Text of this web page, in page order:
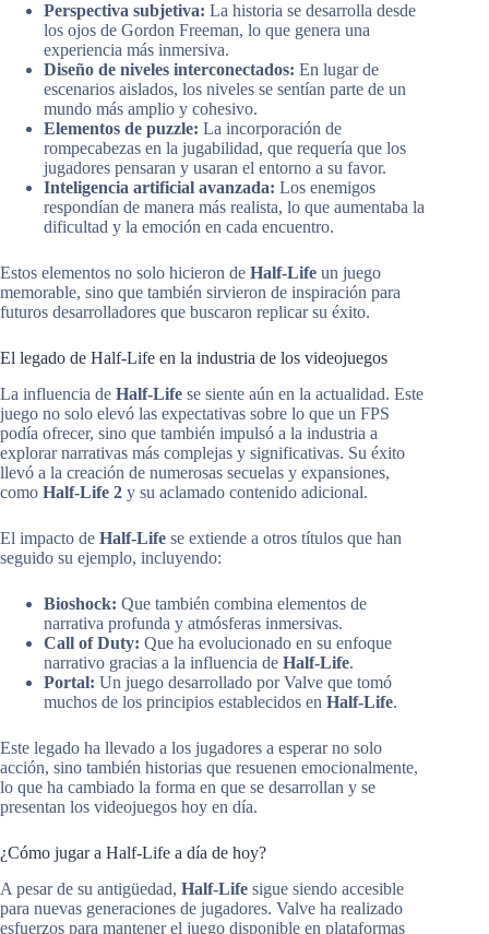
Perspectiva subjetiva: La historia se desarrolla desde
los ojos de Gordon Freeman, lo que genera una
experiencia más inmersiva.
Diseño de niveles interconectados: En lugar de
escenarios aislados, los niveles se sentían parte de un
mundo más amplio y cohesivo.
Elementos de puzzle: La incorporación de
rompecabezas en la jugabilidad, que requería que los
jugadores pensaran y usaran el entorno a su favor.
Inteligencia artificial avanzada: Los enemigos
respondían de manera más realista, lo que aumentaba la
dificultad y la emoción en cada encuentro.
Estos elementos no solo hicieron de Half-Life un juego
memorable, sino que también sirvieron de inspiración para
futuros desarrolladores que buscaron replicar su éxito.
El legado de Half-Life en la industria de los videojuegos
La influencia de Half-Life se siente aún en la actualidad. Este
juego no solo elevó las expectativas sobre lo que un FPS
podía ofrecer, sino que también impulsó a la industria a
explorar narrativas más complejas y significativas. Su éxito
llevó a la creación de numerosas secuelas y expansiones,
como Half-Life 2 y su aclamado contenido adicional.
El impacto de Half-Life se extiende a otros títulos que han
seguido su ejemplo, incluyendo:
Bioshock: Que también combina elementos de
narrativa profunda y atmósferas inmersivas.
Call of Duty: Que ha evolucionado en su enfoque
narrativo gracias a la influencia de Half-Life.
Portal: Un juego desarrollado por Valve que tomó
muchos de los principios establecidos en Half-Life.
Este legado ha llevado a los jugadores a esperar no solo
acción, sino también historias que resuenen emocionalmente,
lo que ha cambiado la forma en que se desarrollan y se
presentan los videojuegos hoy en día.
¿Cómo jugar a Half-Life a día de hoy?
A pesar de su antigüedad, Half-Life sigue siendo accesible
para nuevas generaciones de jugadores. Valve ha realizado
esfuerzos para mantener el juego disponible en plataformas